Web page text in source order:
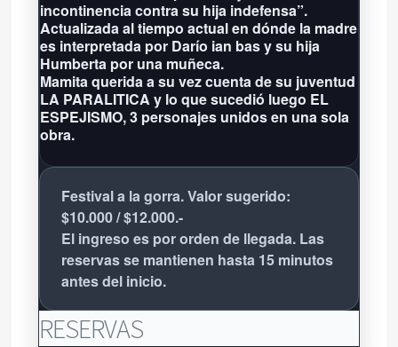
incontinencia contra su hija indefensa”.
Actualizada al tiempo actual en dónde la madre
es interpretada por Darío ian bas y su hija
Humberta por una muñeca.
Mamita querida a su vez cuenta de su juventud
LA PARALITICA y lo que sucedió luego EL
ESPEJISMO, 3 personajes unidos en una sola
obra.
Festival a la gorra. Valor sugerido:
$10.000 / $12.000.-
El ingreso es por orden de llegada. Las
reservas se mantienen hasta 15 minutos
antes del inicio.
RESERVAS